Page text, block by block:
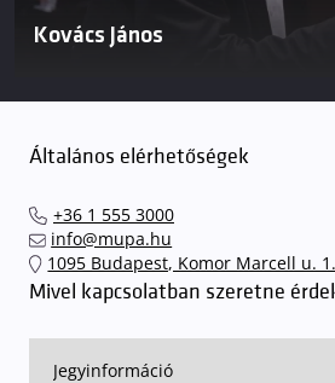
Kovács János
Általános elérhetőségek
+36 1 555 3000
info@mupa.hu
1095 Budapest, Komor Marcell u. 1.
Mivel kapcsolatban szeretne